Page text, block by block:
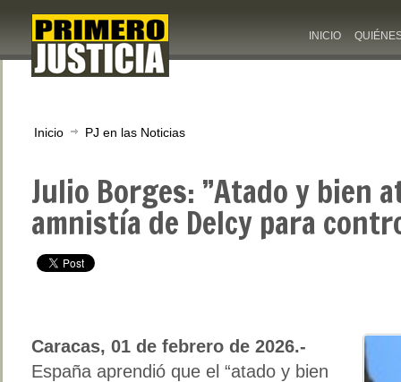
INICIO
Inicio PJ en las Noticias
Julio Borges: ”Atado y bien
amnistía de Delcy para
Caracas, 01 de febrero de 2026.-
España aprendió que el “atado y bien